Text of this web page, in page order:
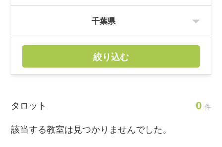
絞り込む
タロット 0 件
該当する教室は見つかりませんでした。